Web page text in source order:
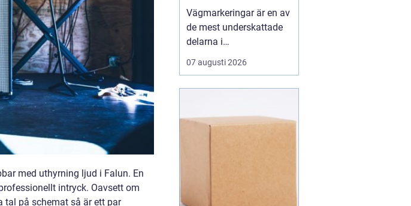
med uthyrning ljud i Falun. En
intryck. Oavsett om
tal på schemat så är ett par
olyckor
Vägmarkeringar är en av
de mest underskattade
delarna i
trafiksäkerheten. De
syns överallt, men märks
Tydliga linjer hjälper
förare, cyklister och
07 augusti 2026